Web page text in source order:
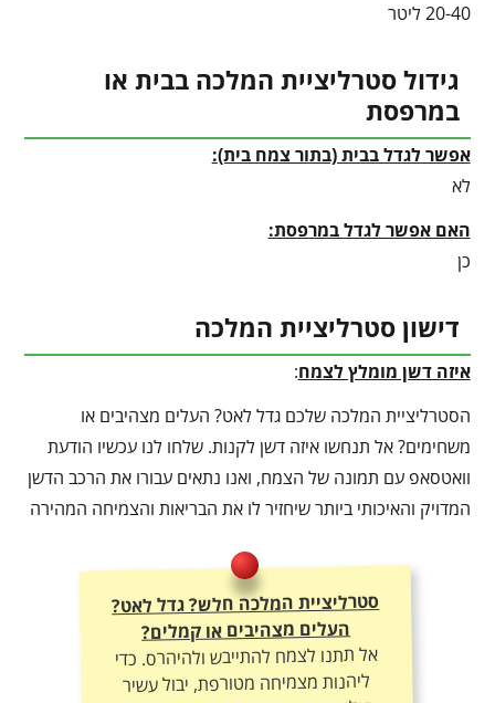
20-40 ליטר
גידול סטרליציית המלכה בבית או
במרפסת
אפשר לגדל בבית (בתור צמח בית):
לא
האם אפשר לגדל במרפסת:
כן
דישון סטרליציית המלכה
איזה דשן מומלץ לצמח:
הסטרליציית המלכה שלכם גדל לאט? העלים מצהיבים או
משחימים? אל תנחשו איזה דשן לקנות. שלחו לנו עכשיו הודעת
וואטסאפ עם תמונה של הצמח, ואנו נתאים עבורו את הרכב הדשן
המדויק והאיכותי ביותר שיחזיר לו את הבריאות והצמיחה המהירה
סטרליציית המלכה חלש? גדל לאט?
העלים מצהיבים או קמלים?
אל תתנו לצמח להתייבש ולהיהרס. כדי
ליהנות מצמיחה מטורפת, יבול עשיר
ועלוקה ירוקה – חובה להתאים לו את